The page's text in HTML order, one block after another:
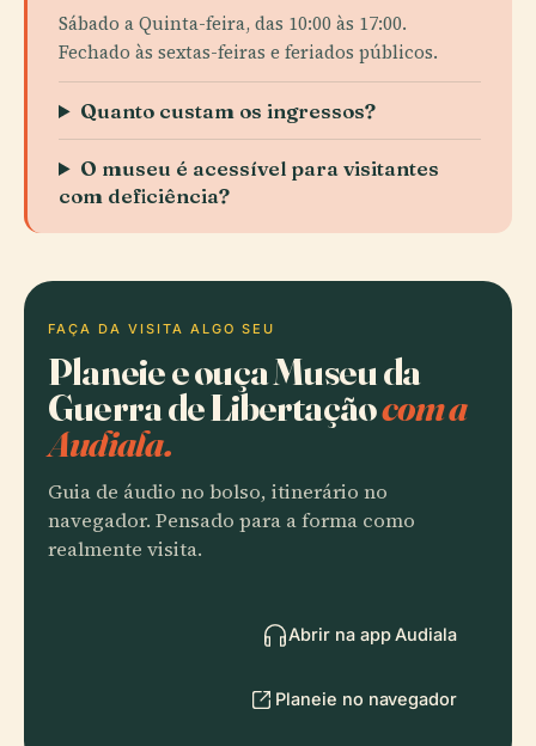
Sábado a Quinta-feira, das 10:00 às 17:00.
Fechado às sextas-feiras e feriados públicos.
Quanto custam os ingressos?
O museu é acessível para visitantes
com deficiência?
FAÇA DA VISITA ALGO SEU
Planeie e ouça Museu da
Guerra de Libertaçãocom a
Audiala.
Guia de áudio no bolso, itinerário no
navegador. Pensado para a forma como
realmente visita.
Abrir na app Audiala
Planeie no navegador